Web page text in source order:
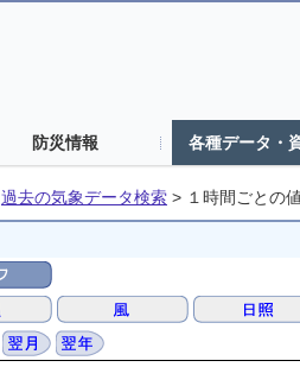
防災情報 各種データ・
過去の気象データ検索 > １時間ごとの